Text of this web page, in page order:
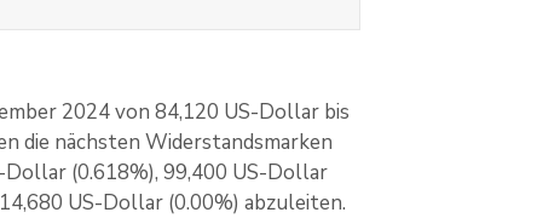
2024 von 84,120 US-Dollar bis
die nächsten Widerstandsmarken
(0.618%), 99,400 US-Dollar
US-Dollar (0.00%) abzuleiten.